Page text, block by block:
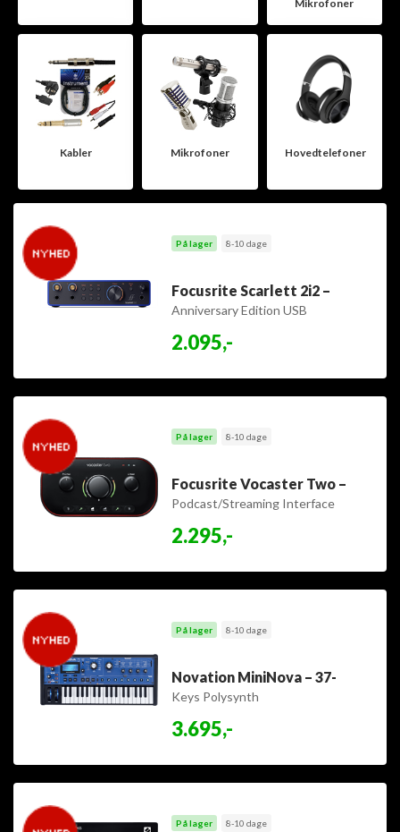
Mikrofoner
Kabler Mikrofoner Hovedtelefoner
På lager 8-10 dage
Focusrite Scarlett 2i2 –
Anniversary Edition USB
2.095,-
På lager 8-10 dage
Focusrite Vocaster Two –
Podcast/Streaming Interface
2.295,-
På lager 8-10 dage
Novation MiniNova – 37-
Keys Polysynth
3.695,-
På lager 8-10 dage